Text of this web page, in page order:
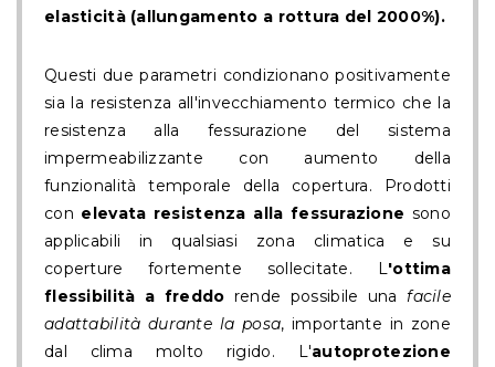
elasticità (allungamento a rottura del 2000%).
Questi due parametri condizionano positivamente
sia la resistenza all'invecchiamento termico che la
resistenza alla fessurazione del sistema
impermeabilizzante con aumento della
funzionalità temporale della copertura. Prodotti
con elevata resistenza alla fessurazione sono
applicabili in qualsiasi zona climatica e su
coperture fortemente sollecitate. L'ottima
flessibilità a freddo rende possibile una facile
adattabilità durante la posa, importante in zone
dal clima molto rigido. L'autoprotezione